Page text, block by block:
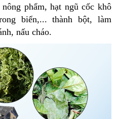
phẩm, hạt ngũ cốc khô
biển,... thành bột, làm
nấu cháo.